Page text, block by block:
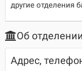
другие отделения
Об
Адрес,